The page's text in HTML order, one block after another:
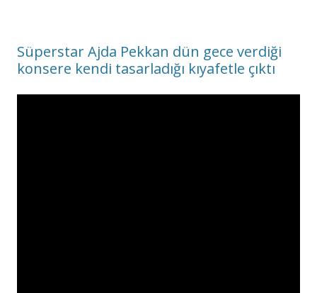
Süperstar Ajda Pekkan dün gece verdiği
konsere kendi tasarladığı kıyafetle çıktı